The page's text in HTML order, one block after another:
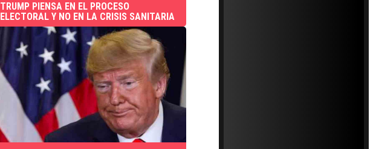
TRUMP PIENSA EN EL PROCESO
ELECTORAL Y NO EN LA CRISIS SANITARIA